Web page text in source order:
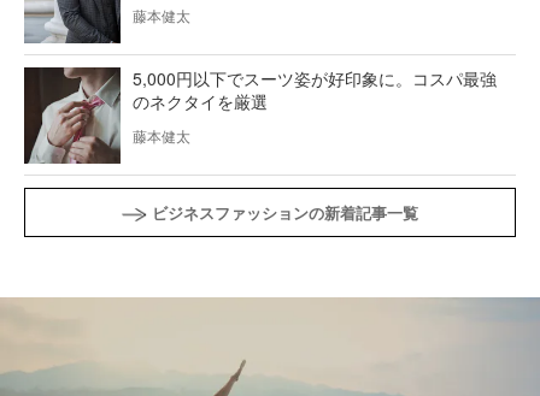
藤本健太
5,000円以下でスーツ姿が好印象に。コスパ最強
のネクタイを厳選
藤本健太
ビジネスファッションの新着記事一覧